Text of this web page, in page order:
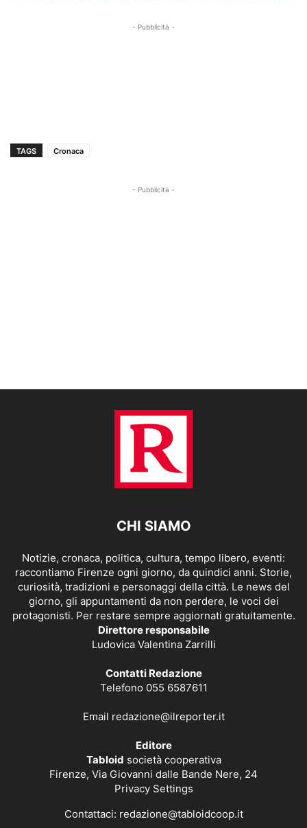
- Pubblicità -
TAGS Cronaca
- Pubblicità -
CHI SIAMO
Notizie, cronaca, politica, cultura, tempo libero, eventi:
raccontiamo Firenze ogni giorno, da quindici anni. Storie,
curiosità, tradizioni e personaggi della città. Le news del
giorno, gli appuntamenti da non perdere, le voci dei
protagonisti. Per restare sempre aggiornati gratuitamente.
Direttore responsabile
Ludovica Valentina Zarrilli
Contatti Redazione
Telefono 055 6587611
Email redazione@ilreporter.it
Editore
Tabloid società cooperativa
Firenze, Via Giovanni dalle Bande Nere, 24
Privacy Settings
Contattaci: redazione@tabloidcoop.it